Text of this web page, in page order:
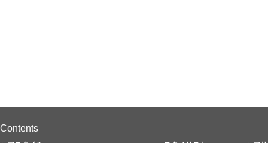
Contents